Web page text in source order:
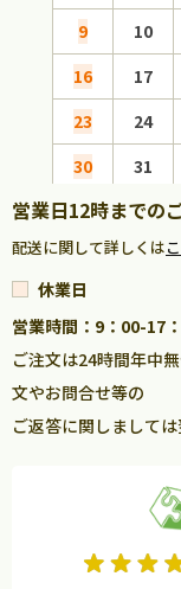
9
10
16
17
23
24
30
31
営業日12時までの
配送に関して詳しくは
休業日
営業時間：9：00-17
ご注文は24時間年中
文やお問合せ等の
ご返答に関しましては